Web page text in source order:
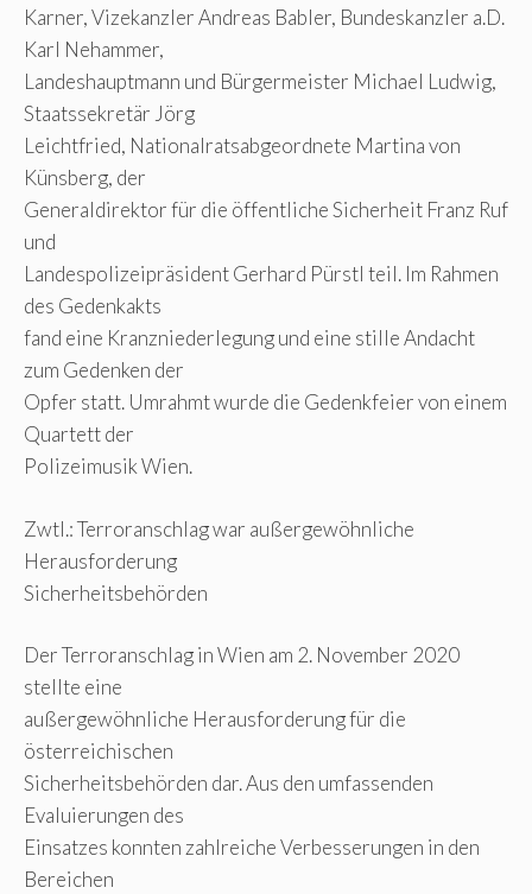
Karner, Vizekanzler Andreas Babler, Bundeskanzler a.D.
Karl Nehammer,
Landeshauptmann und Bürgermeister Michael Ludwig,
Staatssekretär Jörg
Leichtfried, Nationalratsabgeordnete Martina von
Künsberg, der
Generaldirektor für die öffentliche Sicherheit Franz Ruf
und
Landespolizeipräsident Gerhard Pürstl teil. Im Rahmen
des Gedenkakts
fand eine Kranzniederlegung und eine stille Andacht
zum Gedenken der
Opfer statt. Umrahmt wurde die Gedenkfeier von einem
Quartett der
Polizeimusik Wien.
Zwtl.: Terroranschlag war außergewöhnliche
Herausforderung
Sicherheitsbehörden
Der Terroranschlag in Wien am 2. November 2020
stellte eine
außergewöhnliche Herausforderung für die
österreichischen
Sicherheitsbehörden dar. Aus den umfassenden
Evaluierungen des
Einsatzes konnten zahlreiche Verbesserungen in den
Bereichen